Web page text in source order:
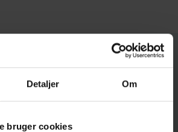
Detaljer Om
bruger cookies